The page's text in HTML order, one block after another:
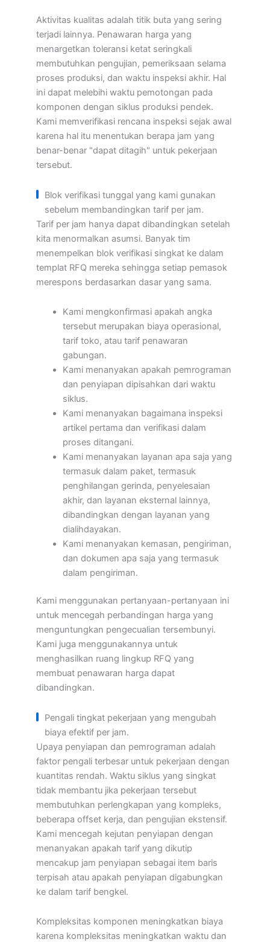
Aktivitas kualitas adalah titik buta yang sering
terjadi lainnya. Penawaran harga yang
menargetkan toleransi ketat seringkali
membutuhkan pengujian, pemeriksaan selama
proses produksi, dan waktu inspeksi akhir. Hal
ini dapat melebihi waktu pemotongan pada
komponen dengan siklus produksi pendek.
Kami memverifikasi rencana inspeksi sejak awal
karena hal itu menentukan berapa jam yang
benar-benar "dapat ditagih" untuk pekerjaan
tersebut.
Blok verifikasi tunggal yang kami gunakan
sebelum membandingkan tarif per jam.
Tarif per jam hanya dapat dibandingkan setelah
kita menormalkan asumsi. Banyak tim
menempelkan blok verifikasi singkat ke dalam
templat RFQ mereka sehingga setiap pemasok
merespons berdasarkan dasar yang sama.
Kami mengkonfirmasi apakah angka
tersebut merupakan biaya operasional,
tarif toko, atau tarif penawaran
gabungan.
Kami menanyakan apakah pemrograman
dan penyiapan dipisahkan dari waktu
siklus.
Kami menanyakan bagaimana inspeksi
artikel pertama dan verifikasi dalam
proses ditangani.
Kami menanyakan layanan apa saja yang
termasuk dalam paket, termasuk
penghilangan gerinda, penyelesaian
akhir, dan layanan eksternal lainnya,
dibandingkan dengan layanan yang
dialihdayakan.
Kami menanyakan kemasan, pengiriman,
dan dokumen apa saja yang termasuk
dalam pengiriman.
Kami menggunakan pertanyaan-pertanyaan ini
untuk mencegah perbandingan harga yang
menguntungkan pengecualian tersembunyi.
Kami juga menggunakannya untuk
menghasilkan ruang lingkup RFQ yang
membuat penawaran harga dapat
dibandingkan.
Pengali tingkat pekerjaan yang mengubah
biaya efektif per jam.
Upaya penyiapan dan pemrograman adalah
faktor pengali terbesar untuk pekerjaan dengan
kuantitas rendah. Waktu siklus yang singkat
tidak membantu jika pekerjaan tersebut
membutuhkan perlengkapan yang kompleks,
beberapa offset kerja, dan pengujian ekstensif.
Kami mencegah kejutan penyiapan dengan
menanyakan apakah tarif yang dikutip
mencakup jam penyiapan sebagai item baris
terpisah atau apakah penyiapan digabungkan
ke dalam tarif bengkel.
Kompleksitas komponen meningkatkan biaya
karena kompleksitas meningkatkan waktu dan